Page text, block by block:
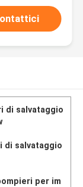
di salvataggio
di salvataggio
per im